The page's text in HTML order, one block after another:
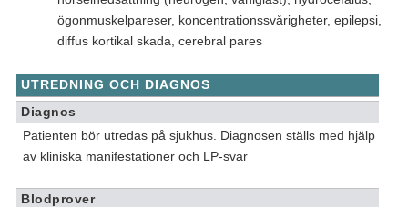
ögonmuskelpareser, koncentrationssvårigheter, epilepsi,
diffus kortikal skada, cerebral pares
UTREDNING OCH DIAGNOS
Diagnos
Patienten bör utredas på sjukhus. Diagnosen ställs med hjälp
av kliniska manifestationer och LP-svar
Blodprover